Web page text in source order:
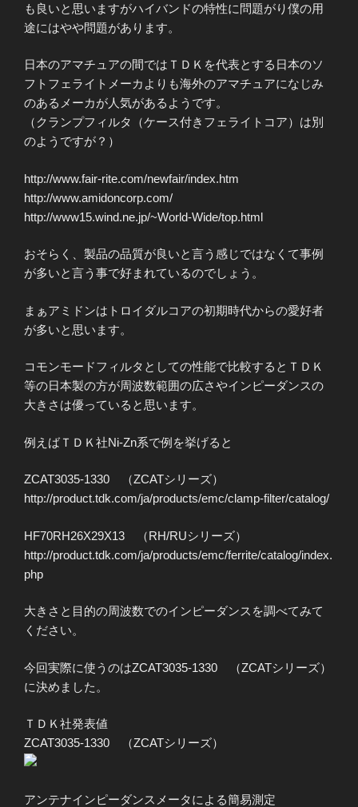
も良いと思いますがハイバンドの特性に問題がり僕の用
途にはやや問題があります。
日本のアマチュアの間ではＴＤＫを代表とする日本のソ
フトフェライトメーカよりも海外のアマチュアになじみ
のあるメーカが人気があるようです。
（クランプフィルタ（ケース付きフェライトコア）は別
のようですが？）
http://www.fair-rite.com/newfair/index.htm
http://www.amidoncorp.com/
http://www15.wind.ne.jp/~World-Wide/top.html
おそらく、製品の品質が良いと言う感じではなくて事例
が多いと言う事で好まれているのでしょう。
まぁアミドンはトロイダルコアの初期時代からの愛好者
が多いと思います。
コモンモードフィルタとしての性能で比較するとＴＤＫ
等の日本製の方が周波数範囲の広さやインピーダンスの
大きさは優っていると思います。
例えばＴＤＫ社Ni-Zn系で例を挙げると
ZCAT3035-1330 （ZCATシリーズ）
http://product.tdk.com/ja/products/emc/clamp-filter/catalog/
HF70RH26X29X13 （RH/RUシリーズ）
http://product.tdk.com/ja/products/emc/ferrite/catalog/index.
php
大きさと目的の周波数でのインピーダンスを調べてみて
ください。
今回実際に使うのはZCAT3035-1330 （ZCATシリーズ）
に決めました。
ＴＤＫ社発表値
ZCAT3035-1330 （ZCATシリーズ）
アンテナインピーダンスメータによる簡易測定